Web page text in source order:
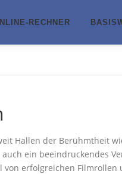
RECHNER
Hallen der Berühmtheit
ein beeindruckendes
von erfolgreichen